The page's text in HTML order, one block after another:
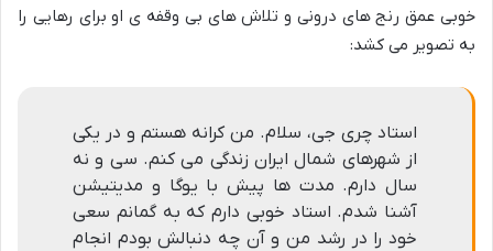
خوبی عمق رنج های درونی و تلاش های بی وقفه ی او برای رهایی را
به تصویر می کشد:
استاد چری جی، سلام. من کرانه هستم و در یکی
از شهرهای شمال ایران زندگی می کنم. سی و نه
سال دارم. مدت ها پیش با یوگا و مدیتیشن
آشنا شدم. استاد خوبی دارم که به گمانم سعی
خود را در رشد من و آن چه دنبالش بودم انجام